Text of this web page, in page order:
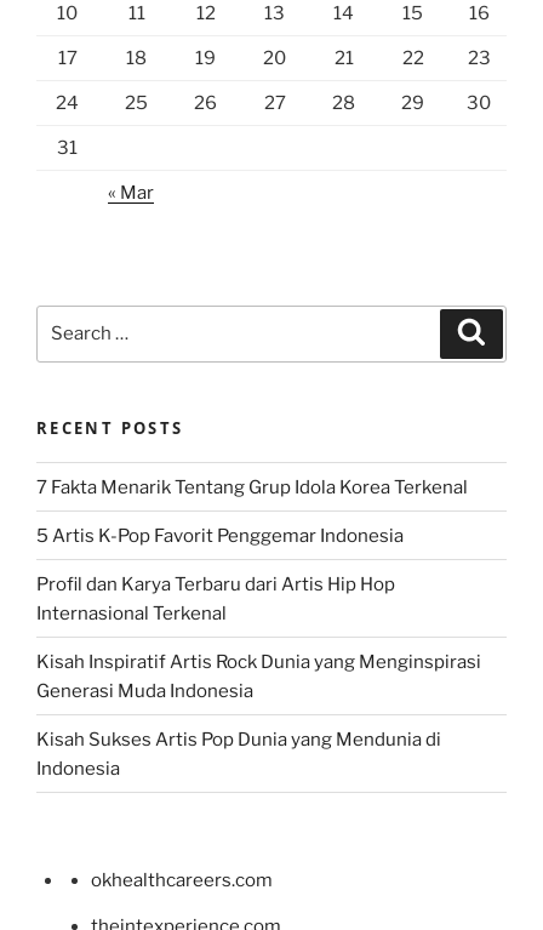
10 11 12 13 14 15 16
17 18 19 20 21 22 23
24 25 26 27 28 29 30
31
« Mar
RECENT POSTS
7 Fakta Menarik Tentang Grup Idola Korea Terkenal
5 Artis K-Pop Favorit Penggemar Indonesia
Profil dan Karya Terbaru dari Artis Hip Hop
Internasional Terkenal
Kisah Inspiratif Artis Rock Dunia yang Menginspirasi
Generasi Muda Indonesia
Kisah Sukses Artis Pop Dunia yang Mendunia di
Indonesia
okhealthcareers.com